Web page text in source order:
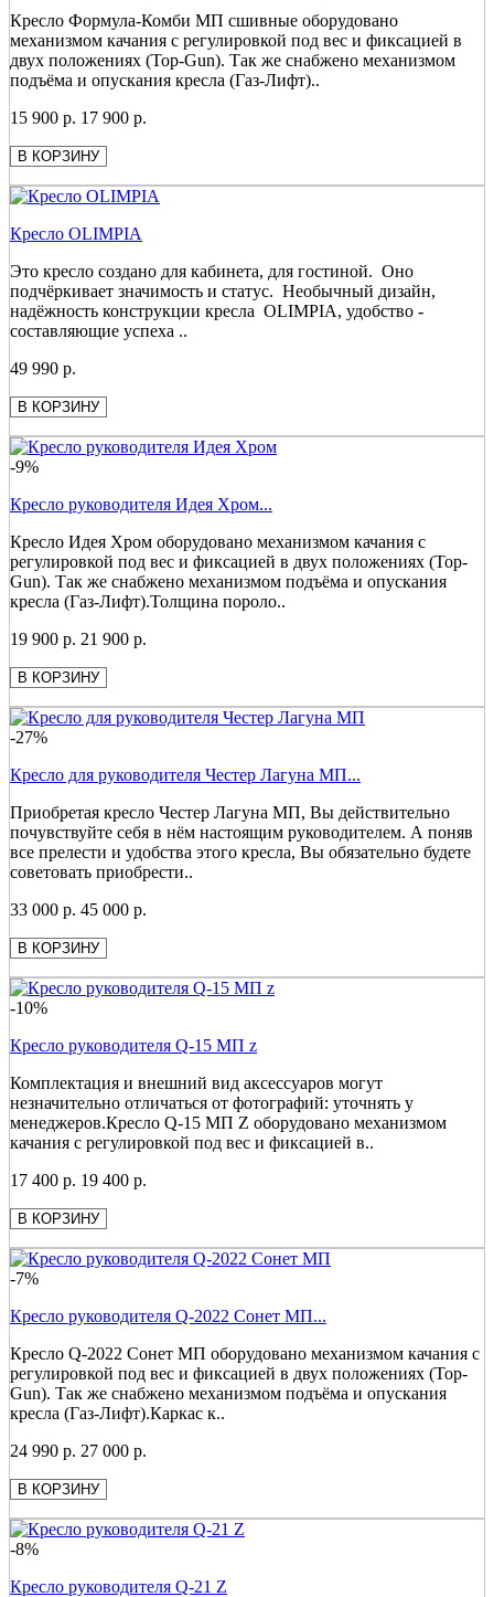
Кресло Формула-Комби МП сшивные оборудовано
механизмом качания с регулировкой под вес и фиксацией в
двух положениях (Top-Gun). Так же снабжено механизмом
подъёма и опускания кресла (Газ-Лифт)..
15 900 р. 17 900 р.
В КОРЗИНУ
Кресло OLIMPIA
Это кресло создано для кабинета, для гостиной. Оно
подчёркивает значимость и статус. Необычный дизайн,
надёжность конструкции кресла OLIMPIA, удобство -
составляющие успеха ..
49 990 р.
В КОРЗИНУ
-9%
Кресло руководителя Идея Хром...
Кресло Идея Хром оборудовано механизмом качания с
регулировкой под вес и фиксацией в двух положениях (Top-
Gun). Так же снабжено механизмом подъёма и опускания
кресла (Газ-Лифт).Толщина пороло..
19 900 р. 21 900 р.
В КОРЗИНУ
-27%
Кресло для руководителя Честер Лагуна МП...
Приобретая кресло Честер Лагуна МП, Вы действительно
почувствуйте себя в нём настоящим руководителем. А поняв
все прелести и удобства этого кресла, Вы обязательно будете
советовать приобрести..
33 000 р. 45 000 р.
В КОРЗИНУ
-10%
Кресло руководителя Q-15 МП z
Комплектация и внешний вид аксессуаров могут
незначительно отличаться от фотографий: уточнять у
менеджеров.Кресло Q-15 МП Z оборудовано механизмом
качания с регулировкой под вес и фиксацией в..
17 400 р. 19 400 р.
В КОРЗИНУ
-7%
Кресло руководителя Q-2022 Сонет МП...
Кресло Q-2022 Сонет МП оборудовано механизмом качания с
регулировкой под вес и фиксацией в двух положениях (Top-
Gun). Так же снабжено механизмом подъёма и опускания
кресла (Газ-Лифт).Каркас к..
24 990 р. 27 000 р.
В КОРЗИНУ
-8%
Кресло руководителя Q-21 Z